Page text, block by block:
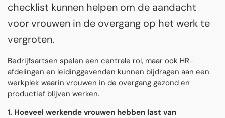
checklist kunnen helpen om de aandacht
voor vrouwen in de overgang op het werk te
vergroten.
Bedrijfsartsen spelen een centrale rol, maar ook HR-
afdelingen en leidinggevenden kunnen bijdragen aan een
werkplek waarin vrouwen in de overgang gezond en
productief blijven werken.
1. Hoeveel werkende vrouwen hebben last van